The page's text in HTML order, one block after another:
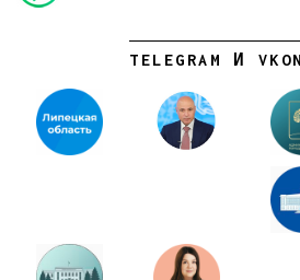
TELEGRAM И